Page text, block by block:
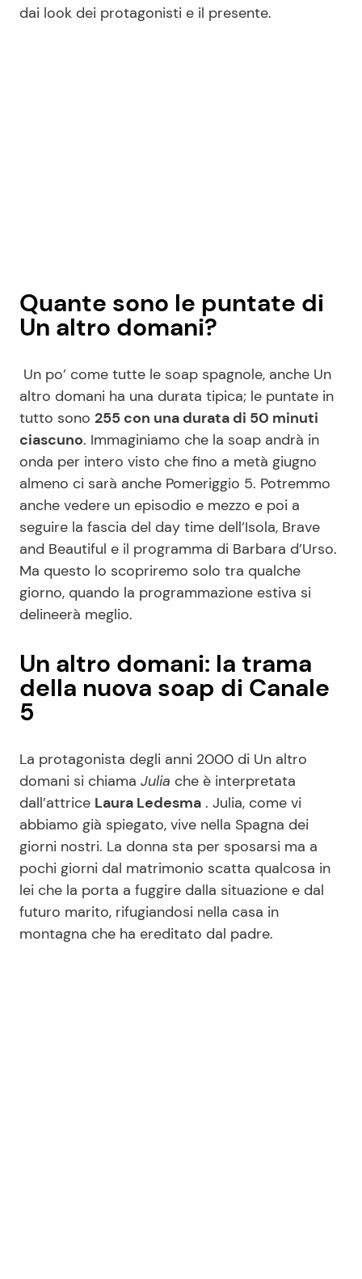
dai look dei protagonisti e il presente.
Quante sono le puntate di
Un altro domani?
Un po’ come tutte le soap spagnole, anche Un
altro domani ha una durata tipica; le puntate in
tutto sono 255 con una durata di 50 minuti
ciascuno. Immaginiamo che la soap andrà in
onda per intero visto che fino a metà giugno
almeno ci sarà anche Pomeriggio 5. Potremmo
anche vedere un episodio e mezzo e poi a
seguire la fascia del day time dell’Isola, Brave
and Beautiful e il programma di Barbara d’Urso.
Ma questo lo scopriremo solo tra qualche
giorno, quando la programmazione estiva si
delineerà meglio.
Un altro domani: la trama
della nuova soap di Canale
5
La protagonista degli anni 2000 di Un altro
domani si chiama Julia che è interpretata
dall’attrice Laura Ledesma . Julia, come vi
abbiamo già spiegato, vive nella Spagna dei
giorni nostri. La donna sta per sposarsi ma a
pochi giorni dal matrimonio scatta qualcosa in
lei che la porta a fuggire dalla situazione e dal
futuro marito, rifugiandosi nella casa in
montagna che ha ereditato dal padre.